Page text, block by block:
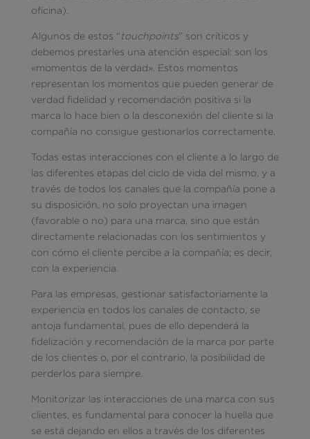
oficina).
Algunos de estos “ touchpoints” son críticos y
debemos prestarles una atención especial: son los
«momentos de la verdad». Estos momentos
representan los momentos que pueden generar de
verdad fidelidad y recomendación positiva si la
marca lo hace bien o la desconexión del cliente si la
compañía no consigue gestionarlos correctamente.
Todas estas interacciones con el cliente a lo largo de
las diferentes etapas del ciclo de vida del mismo, y a
través de todos los canales que la compañía pone a
su disposición, no solo proyectan una imagen
(favorable o no) para una marca, sino que están
directamente relacionadas con los sentimientos y
con cómo el cliente percibe a la compañía; es decir,
con la experiencia.
Para las empresas, gestionar satisfactoriamente la
experiencia en todos los canales de contacto, se
antoja fundamental, pues de ello dependerá la
fidelización y recomendación de la marca por parte
de los clientes o, por el contrario, la posibilidad de
perderlos para siempre.
Monitorizar las interacciones de una marca con sus
clientes, es fundamental para conocer la huella que
se está dejando en ellos a través de los diferentes